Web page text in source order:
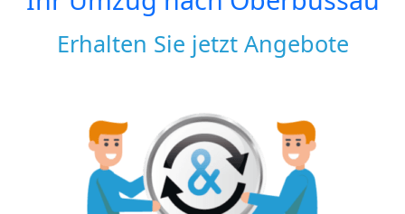
Erhalten Sie jetzt Angebote